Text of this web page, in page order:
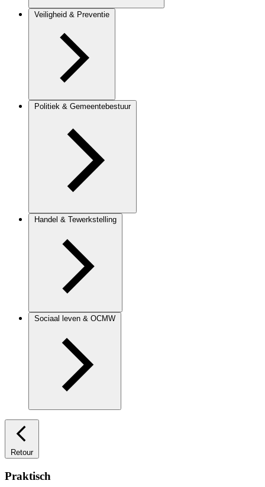
Veiligheid & Preventie
Politiek & Gemeentebestuur
Handel & Tewerkstelling
Sociaal leven & OCMW
Retour
Praktisch